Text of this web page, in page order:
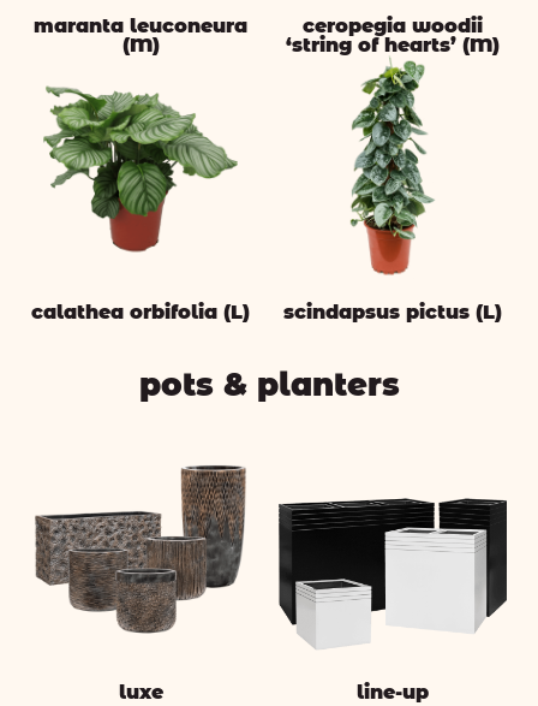
maranta leuconeura
(M)
ceropegia woodii
‘string of hearts’ (M)
calathea orbifolia (L) scindapsus pictus (L)
pots & planters
luxe line-up